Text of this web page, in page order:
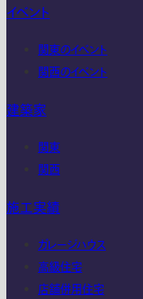
イベント
関東のイベント
関西のイベント
建築家
関東
関西
施工実績
ガレージハウス
高級住宅
店舗併用住宅